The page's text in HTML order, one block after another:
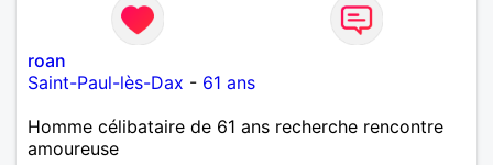
roan
Saint-Paul-lès-Dax - 61 ans
Homme célibataire de 61 ans recherche rencontre
amoureuse